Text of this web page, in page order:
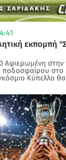
εκπομπή
Αφιερωμένη
ποδοσφαίρου στο
Κύπελλο